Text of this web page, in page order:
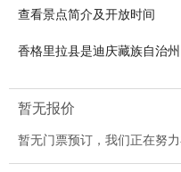
查看景点简介及开放时间
香格里拉县是迪庆藏族自治州
暂无报价
暂无门票预订，我们正在努